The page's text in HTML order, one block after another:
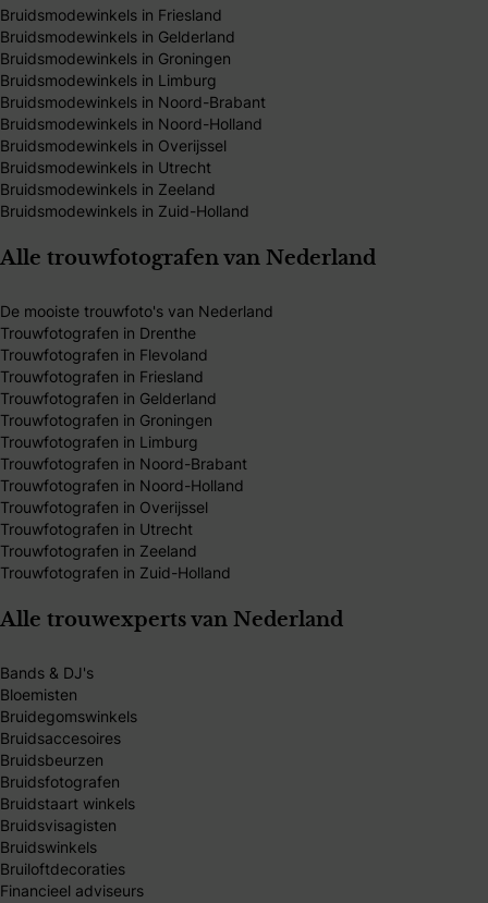
Bruidsmodewinkels in Friesland
Bruidsmodewinkels in Gelderland
Bruidsmodewinkels in Groningen
Bruidsmodewinkels in Limburg
Bruidsmodewinkels in Noord-Brabant
Bruidsmodewinkels in Noord-Holland
Bruidsmodewinkels in Overijssel
Bruidsmodewinkels in Utrecht
Bruidsmodewinkels in Zeeland
Bruidsmodewinkels in Zuid-Holland
Alle trouwfotografen van Nederland
De mooiste trouwfoto's van Nederland
Trouwfotografen in Drenthe
Trouwfotografen in Flevoland
Trouwfotografen in Friesland
Trouwfotografen in Gelderland
Trouwfotografen in Groningen
Trouwfotografen in Limburg
Trouwfotografen in Noord-Brabant
Trouwfotografen in Noord-Holland
Trouwfotografen in Overijssel
Trouwfotografen in Utrecht
Trouwfotografen in Zeeland
Trouwfotografen in Zuid-Holland
Alle trouwexperts van Nederland
Bands & DJ's
Bloemisten
Bruidegomswinkels
Bruidsaccesoires
Bruidsbeurzen
Bruidsfotografen
Bruidstaart winkels
Bruidsvisagisten
Bruidswinkels
Bruiloftdecoraties
Financieel adviseurs